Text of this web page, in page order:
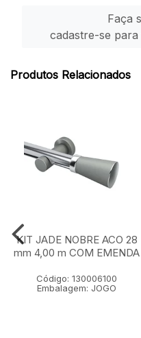
Faça
cadastre-se
Produtos Relacionados
KIT JADE NOBRE ACO 28
mm 4,00 m COM EMENDA
Código: 130006100
Embalagem: JOGO